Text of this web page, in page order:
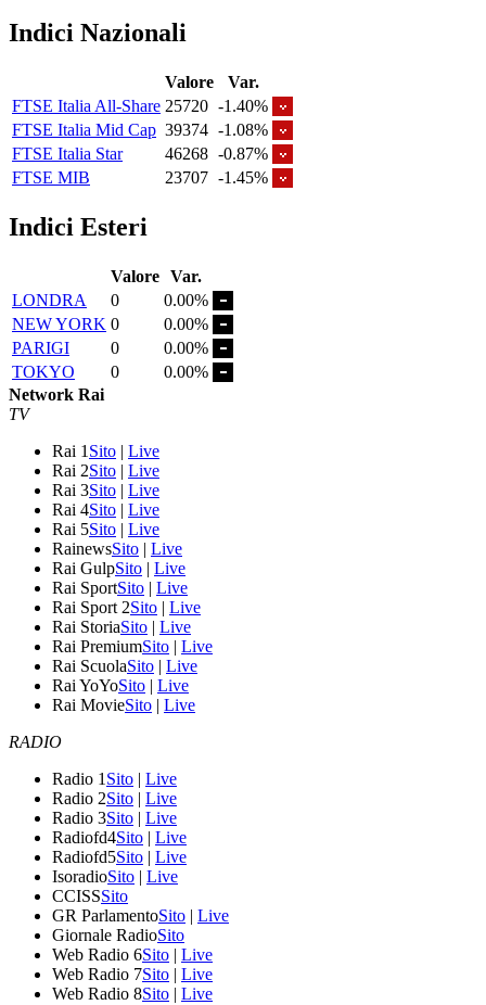
Indici Nazionali
Valore
Var.
FTSE Italia All-Share 25720 -1.40%
FTSE Italia Mid Cap 39374 -1.08%
FTSE Italia Star
46268 -0.87%
FTSE MIB
23707 -1.45%
Indici Esteri
Valore Var.
LONDRA
0
0.00%
NEW YORK 0
0.00%
PARIGI
0
0.00%
TOKYO
0
0.00%
Network Rai
TV
Rai 1 Sito | Live
Rai 2Sito | Live
Rai 3Sito | Live
Rai 4Sito | Live
Rai 5Sito | Live
RainewsSito | Live
Rai GulpSito | Live
Rai SportSito | Live
Rai Sport 2Sito | Live
Rai StoriaSito | Live
Rai PremiumSito | Live
Rai ScuolaSito | Live
Rai YoYoSito | Live
Rai MovieSito | Live
RADIO
Radio 1 Sito | Live
Radio 2Sito | Live
Radio 3Sito | Live
Radiofd4Sito | Live
Radiofd5Sito | Live
IsoradioSito | Live
CCISSSito
GR ParlamentoSito | Live
Giornale RadioSito
Web Radio 6Sito | Live
Web Radio 7Sito | Live
Web Radio 8Sito | Live